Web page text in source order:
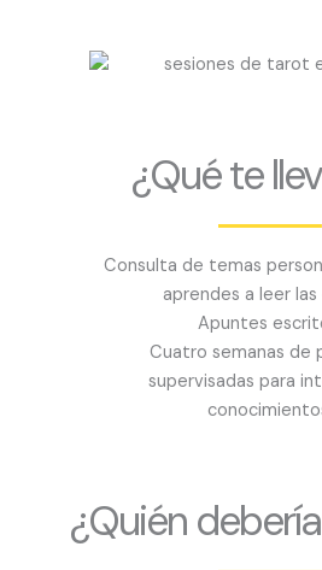
¿Qué te
Consulta de temas
aprendes a leer las
Apuntes
Cuatro semanas de
supervisadas para
¿Quién